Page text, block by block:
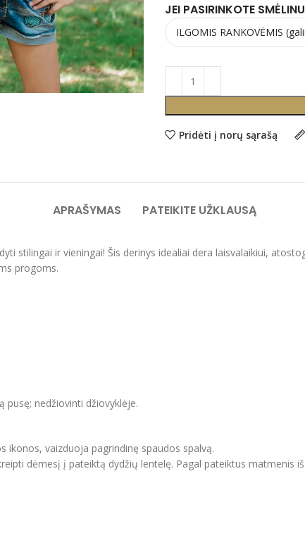
JEI PASIRINKOTE
Pridėti į norų sąrašą
APRAŠYMAS PATEIKITE UŽKLAUSĄ
stilingai ir vieningai! Šis derinys idealiai dera laisvalaikiui,
progoms.
pusę; nedžiovinti džiovyklėje.
ikonos, vaizduoja pagrindinę spaudos spalvą.
dėmesį į pateiktą dydžių lentelę. Pagal pateiktus matmenis